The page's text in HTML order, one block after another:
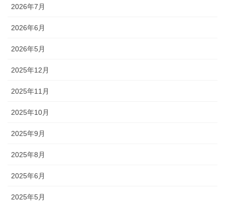
2026年7月
2026年6月
2026年5月
2025年12月
2025年11月
2025年10月
2025年9月
2025年8月
2025年6月
2025年5月